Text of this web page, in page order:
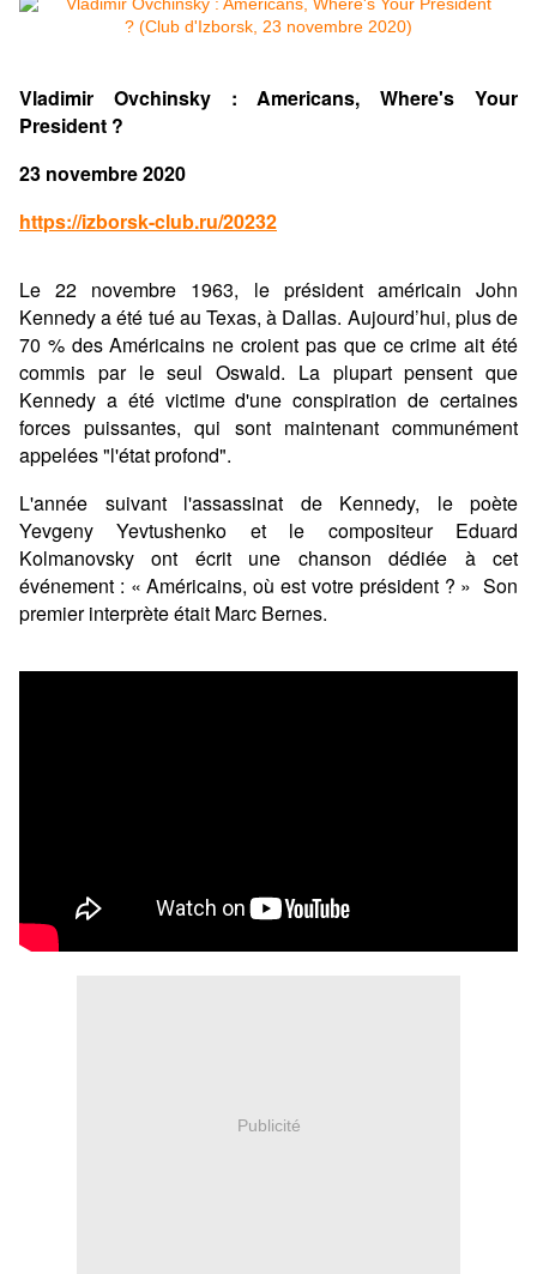
Vladimir Ovchinsky : Americans, Where's Your
President ?
23 novembre 2020
https://izborsk-club.ru/20232
Le 22 novembre 1963, le président américain John
Kennedy a été tué au Texas, à Dallas. Aujourd’hui, plus de
70 % des Américains ne croient pas que ce crime ait été
commis par le seul Oswald. La plupart pensent que
Kennedy a été victime d'une conspiration de certaines
forces puissantes, qui sont maintenant communément
appelées "l'état profond".
L'année suivant l'assassinat de Kennedy, le poète
Yevgeny Yevtushenko et le compositeur Eduard
Kolmanovsky ont écrit une chanson dédiée à cet
événement : « Américains, où est votre président ? » Son
premier interprète était Marc Bernes.
Publicité